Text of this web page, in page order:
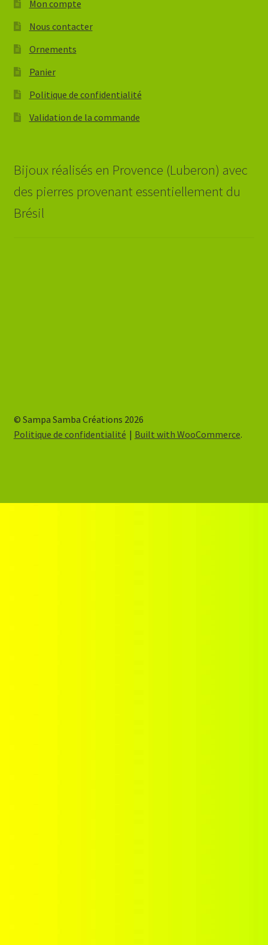
Mon compte
Nous contacter
Ornements
Panier
Politique de confidentialité
Validation de la commande
Bijoux réalisés en Provence (Luberon) avec
des pierres provenant essentiellement du
Brésil
© Sampa Samba Créations 2026
Politique de confidentialité
Built with WooCommerce.